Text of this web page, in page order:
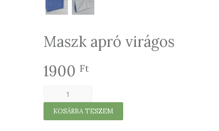
Maszk apró virágos
1900 Ft
apró
virágos
KOSÁRBA TESZEM